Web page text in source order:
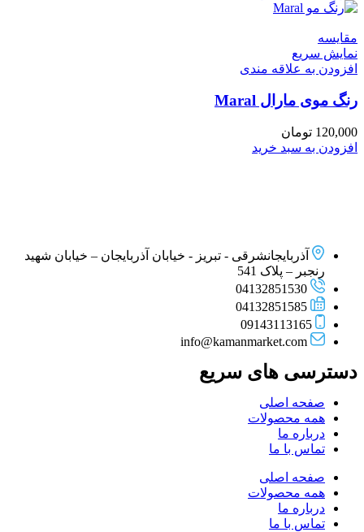
مقايسه
نمایش سریع
افزودن به علاقه مندی
رنگ موی مارال Maral
120,000 تومان
افزودن به سبد خرید
آذربایجانشرقی - تبریز - خیابان آذربایجان – خیابان شهید
رنجبر – پلاک 541
04132851530
04132851585
09143113165
info@kamanmarket.com
دسترسی های سریع
صفحه اصلی
همه محصولات
درباره ما
تماس با ما
صفحه اصلی
همه محصولات
درباره ما
تماس با ما